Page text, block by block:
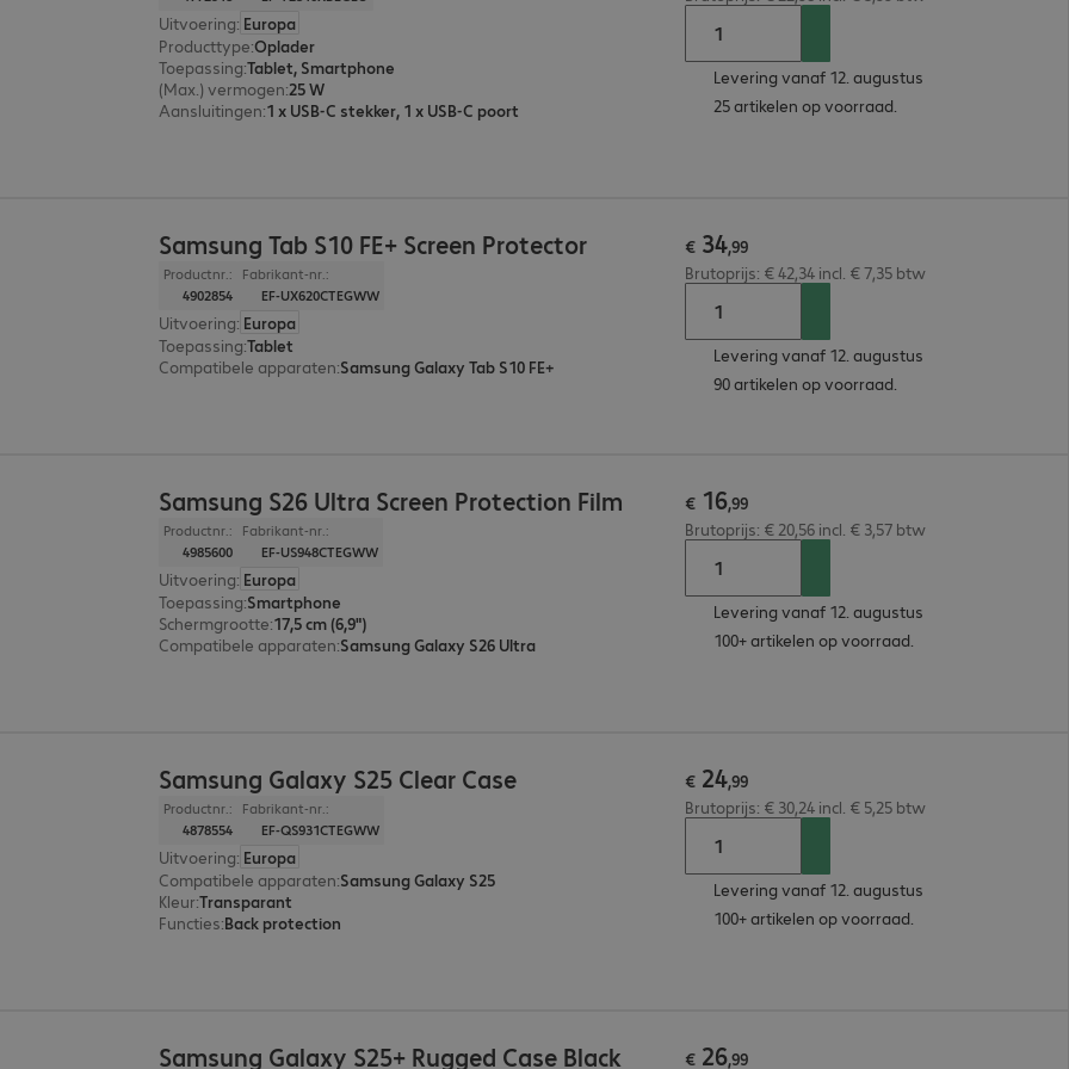
Uitvoering: Europa
Producttype:Oplader
Toepassing:Tablet, Smartphone
(Max.) vermogen:25 W
Aansluitingen:1 x USB-C stekker, 1 x USB-C poort
Levering vanaf 12. augustus
25 artikelen op voorraad.
Samsung Tab S10 FE+ Screen Protector
Productnr.:
4902854
Fabrikant-nr.:
EF-UX620CTEGWW
Uitvoering: Europa
Toepassing:Tablet
Compatibele apparaten:Samsung Galaxy Tab S10 FE+
€ 34,99
Brutoprijs: € 42,34 incl. € 7,35 btw
Levering vanaf 12. augustus
90 artikelen op voorraad.
Samsung S26 Ultra Screen Protection Film
Productnr.:
4985600
Fabrikant-nr.:
EF-US948CTEGWW
Uitvoering: Europa
Toepassing:Smartphone
Schermgrootte:17,5 cm (6,9")
Compatibele apparaten:Samsung Galaxy S26 Ultra
€ 16,99
Brutoprijs: € 20,56 incl. € 3,57 btw
Levering vanaf 12. augustus
100+ artikelen op voorraad.
Samsung Galaxy S25 Clear Case
Productnr.:
4878554
Fabrikant-nr.:
EF-QS931CTEGWW
Uitvoering: Europa
Compatibele apparaten:Samsung Galaxy S25
Kleur:Transparant
Functies:Back protection
€ 24,99
Brutoprijs: € 30,24 incl. € 5,25 btw
Levering vanaf 12. augustus
100+ artikelen op voorraad.
Samsung Galaxy S25+ Rugged Case Black € 26,99